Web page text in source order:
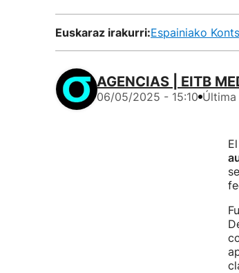
Euskaraz irakurri:Espainiako
AGENCIAS | EITB
06/05/2025 - 15:10